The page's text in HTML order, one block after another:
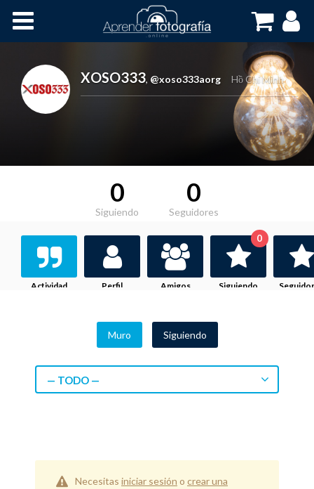
Cursos OnLine
XOSO333, @xoso333aorg Hồ Chí Minh
0
Siguiendo
0
Seguidores
Actividad Perfil Amigos Siguiendo
0
Muro Siguiendo
— TODO —
Necesitas iniciar sesión o crear una